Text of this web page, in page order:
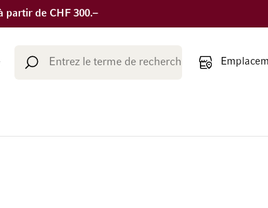
partir de CHF 300.–
Chercher